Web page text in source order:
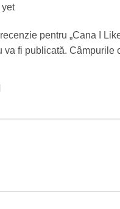
pentru „Cana I
va fi publicată. Câmpurile